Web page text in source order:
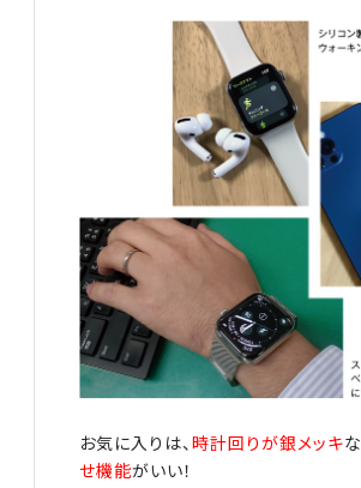
お気に入りは、時計回りが銀メッキ
せ機能がいい！